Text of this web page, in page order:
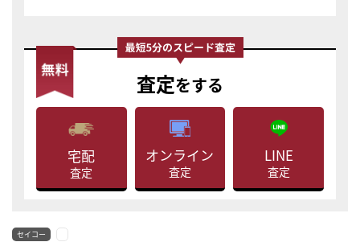
査定をする
宅配
査定
オンライン
査定
LINE
査定
セイコー